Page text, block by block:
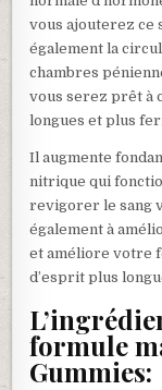
vous ajouterez ce
également la
chambres
vous serez prêt à
longues et plus
Il augmente
nitrique qui
revigorer le sang
également à
et améliore votre
d’esprit plus
formule
Gummies: